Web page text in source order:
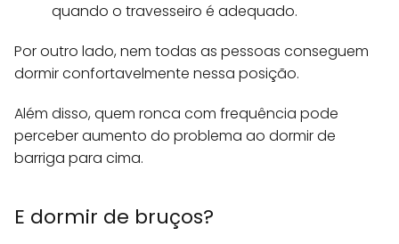
quando o travesseiro é adequado.
Por outro lado, nem todas as pessoas conseguem
dormir confortavelmente nessa posição.
Além disso, quem ronca com frequência pode
perceber aumento do problema ao dormir de
barriga para cima.
E dormir de bruços?